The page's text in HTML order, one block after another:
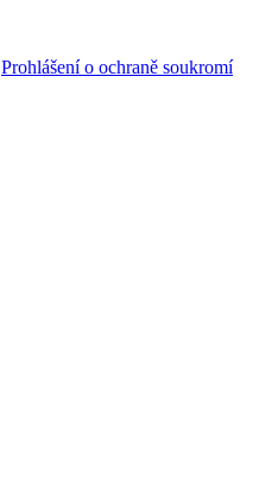
Prohlášení o ochraně soukromí